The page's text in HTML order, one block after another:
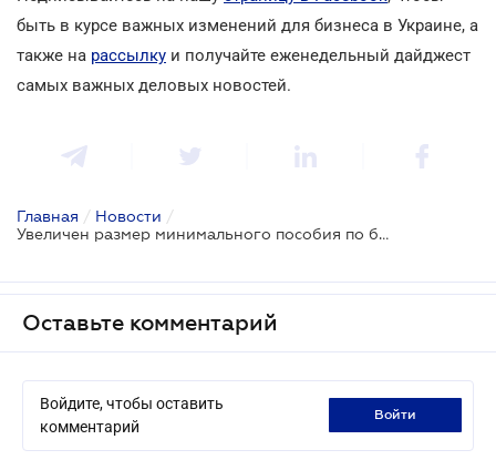
быть в курсе важных изменений для бизнеса в Украине, а
также на рассылку и получайте еженедельный дайджест
самых важных деловых новостей.
Главная / Новости /
Увеличен размер минимального пособия по безработице
Оставьте комментарий
Войдите, чтобы оставить
комментарий
войти